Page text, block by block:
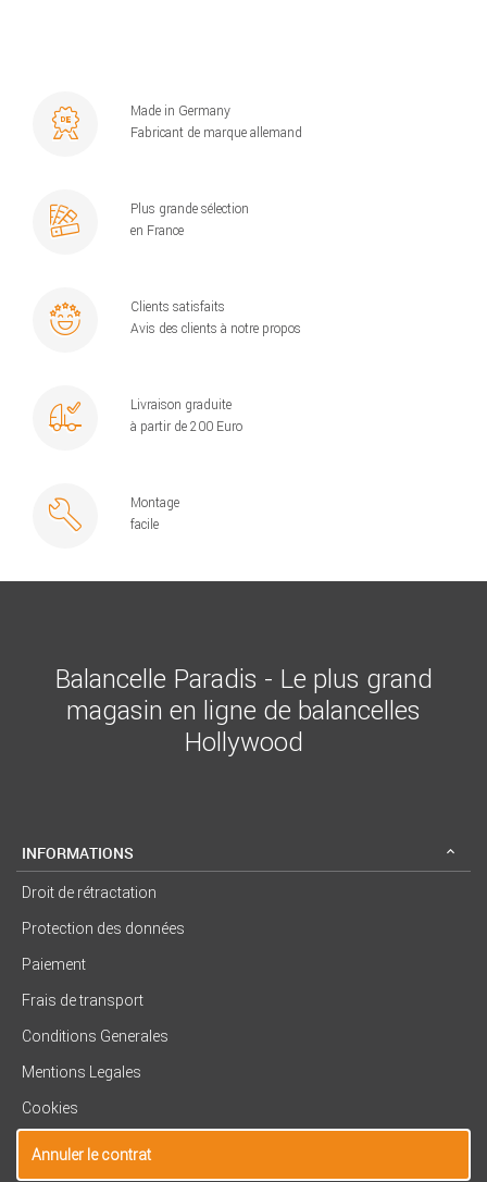
Made in Germany
Fabricant de marque allemand
Plus grande sélection
en France
Clients satisfaits
Avis des clients à notre propos
Livraison graduite
à partir de 200 Euro
Montage
facile
Balancelle Paradis - Le plus grand
magasin en ligne de balancelles
Hollywood
INFORMATIONS
Droit de rétractation
Protection des données
Paiement
Frais de transport
Conditions Generales
Mentions Legales
Cookies
Annuler le contrat